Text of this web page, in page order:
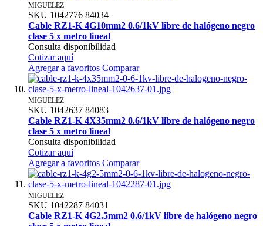
MIGUELEZ
SKU 1042776 84034
Cable RZ1-K 4G10mm2 0.6/1kV libre de halógeno negro
clase 5 x metro lineal
Consulta disponibilidad
Cotizar aquí
Agregar a favoritos Comparar
MIGUELEZ
SKU 1042637 84083
Cable RZ1-K 4X35mm2 0.6/1kV libre de halógeno negro
clase 5 x metro lineal
Consulta disponibilidad
Cotizar aquí
Agregar a favoritos Comparar
MIGUELEZ
SKU 1042287 84031
Cable RZ1-K 4G2.5mm2 0.6/1kV libre de halógeno negro